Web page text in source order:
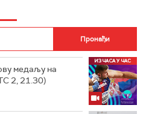
медаљу на
2, 21.30)